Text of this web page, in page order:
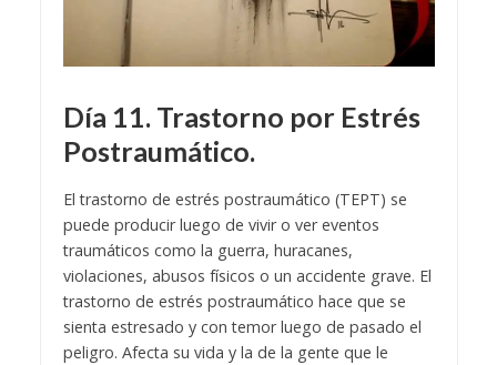
Día 11. Trastorno por Estrés
Postraumático.
El trastorno de estrés postraumático (TEPT) se
puede producir luego de vivir o ver eventos
traumáticos como la guerra, huracanes,
violaciones, abusos físicos o un accidente grave. El
trastorno de estrés postraumático hace que se
sienta estresado y con temor luego de pasado el
peligro. Afecta su vida y la de la gente que le